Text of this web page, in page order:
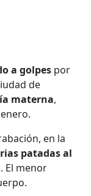
a golpes por
de
materna,
en la
patadas al
El menor